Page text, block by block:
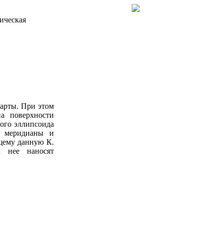
При этом
поверхности
эллипсоида
меридианы и
данную К.
нее наносят